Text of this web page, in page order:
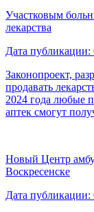
Участковым
лекарства
Дата публикации:
Законопроект,
продавать
2024 года любые
аптек смогут
Новый Центр
Воскресенске
Дата публикации: